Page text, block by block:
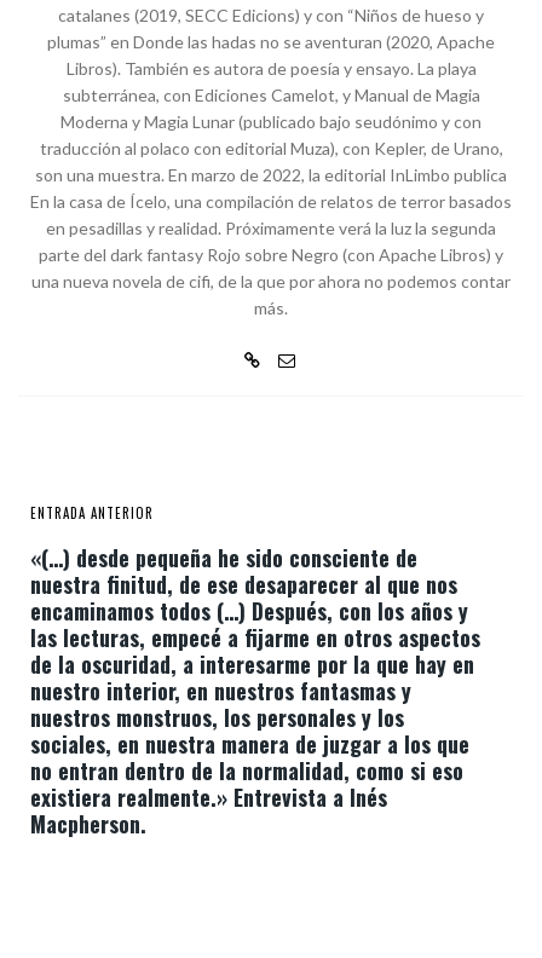
catalanes (2019, SECC Edicions) y con “Niños de hueso y
plumas” en Donde las hadas no se aventuran (2020, Apache
Libros). También es autora de poesía y ensayo. La playa
subterránea, con Ediciones Camelot, y Manual de Magia
Moderna y Magia Lunar (publicado bajo seudónimo y con
traducción al polaco con editorial Muza), con Kepler, de Urano,
son una muestra. En marzo de 2022, la editorial InLimbo publica
En la casa de Ícelo, una compilación de relatos de terror basados
en pesadillas y realidad. Próximamente verá la luz la segunda
parte del dark fantasy Rojo sobre Negro (con Apache Libros) y
una nueva novela de cifi, de la que por ahora no podemos contar
más.
ENTRADA ANTERIOR
«(…) desde pequeña he sido consciente de
nuestra finitud, de ese desaparecer al que nos
encaminamos todos (…) Después, con los años y
las lecturas, empecé a fijarme en otros aspectos
de la oscuridad, a interesarme por la que hay en
nuestro interior, en nuestros fantasmas y
nuestros monstruos, los personales y los
sociales, en nuestra manera de juzgar a los que
no entran dentro de la normalidad, como si eso
existiera realmente.» Entrevista a Inés
Macpherson.